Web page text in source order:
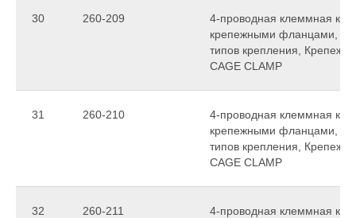
30 260-209
4-проводная клеммная
крепежными фланцами,
типов крепления,
CAGE CLAMP
31 260-210
4-проводная клеммная
крепежными фланцами,
типов крепления,
CAGE CLAMP
32 260-211
4-проводная клеммная